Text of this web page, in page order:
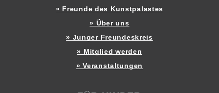
» Freunde des Kunstpalastes
» Über uns
» Junger Freundeskreis
» Mitglied werden
» Veranstaltungen